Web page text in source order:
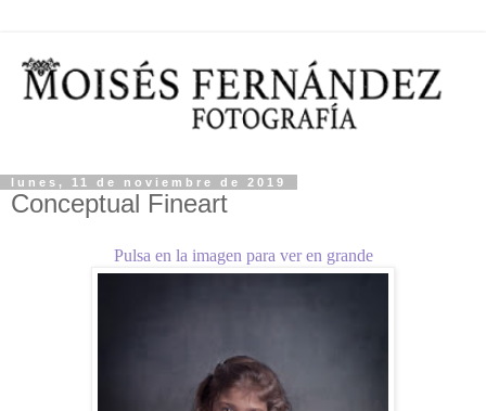
lunes, 11 de noviembre de 2019
Conceptual Fineart
Pulsa en la imagen para ver en grande